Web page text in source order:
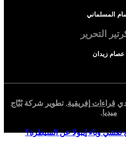
المسلماني
التحرير
عصام زيدان
قراءات إفريقية. تطوير شركةبُنّاج
ميديا.